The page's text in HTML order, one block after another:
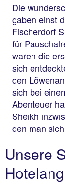
Die
gaben einst
Fischerdorf
für
waren die
sich
den
sich bei
Abenteuer
Sheikh
den man
Unsere